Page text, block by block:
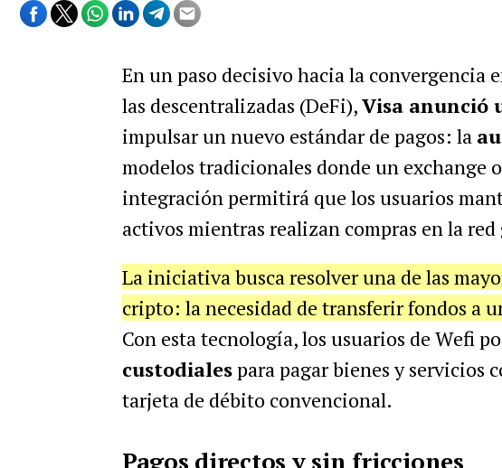
En un paso decisivo hacia la convergencia
las descentralizadas (DeFi),Visa anunció
impulsar un nuevo estándar de pagos: la
modelos tradicionales donde un exchange
integración permitirá que los usuarios
activos mientras realizan compras en la
La iniciativa busca resolver una de las
cripto: la necesidad de transferir fondos a
Con esta tecnología, los usuarios de Wefi
custodialespara pagar bienes y servicios
tarjeta de débito convencional.
Pagos directos y sin fricciones